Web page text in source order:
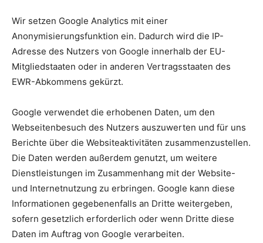
Wir setzen Google Analytics mit einer
Anonymisierungsfunktion ein. Dadurch wird die IP-
Adresse des Nutzers von Google innerhalb der EU-
Mitgliedstaaten oder in anderen Vertragsstaaten des
EWR-Abkommens gekürzt.
Google verwendet die erhobenen Daten, um den
Webseitenbesuch des Nutzers auszuwerten und für uns
Berichte über die Websiteaktivitäten zusammenzustellen.
Die Daten werden außerdem genutzt, um weitere
Dienstleistungen im Zusammenhang mit der Website-
und Internetnutzung zu erbringen. Google kann diese
Informationen gegebenenfalls an Dritte weitergeben,
sofern gesetzlich erforderlich oder wenn Dritte diese
Daten im Auftrag von Google verarbeiten.